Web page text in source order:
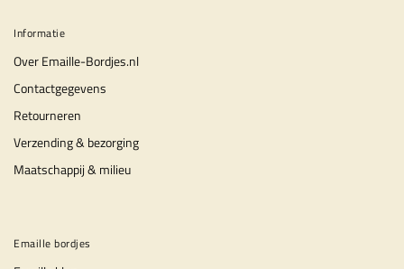
Informatie
Over Emaille-Bordjes.nl
Contactgegevens
Retourneren
Verzending & bezorging
Maatschappij & milieu
Emaille bordjes